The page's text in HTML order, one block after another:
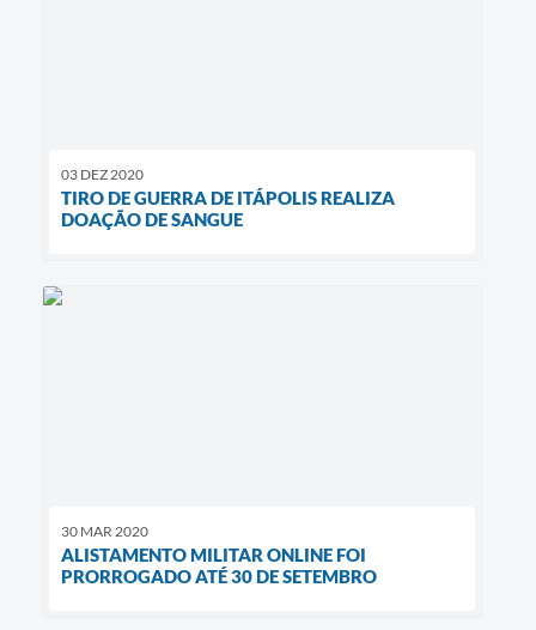
03 DEZ 2020
TIRO DE GUERRA DE ITÁPOLIS REALIZA
DOAÇÃO DE SANGUE
30 MAR 2020
ALISTAMENTO MILITAR ONLINE FOI
PRORROGADO ATÉ 30 DE SETEMBRO